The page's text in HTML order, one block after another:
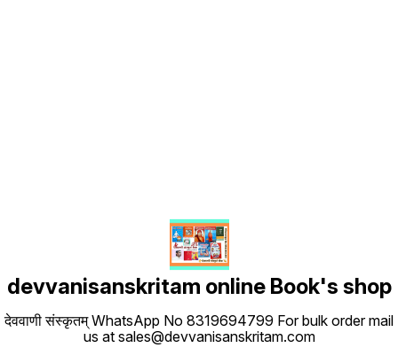
devvanisanskritam online Book's shop
देववाणी संस्कृतम् WhatsApp No 8319694799 For bulk order mail
us at sales@devvanisanskritam.com